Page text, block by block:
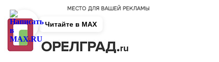
Читайте в MAX